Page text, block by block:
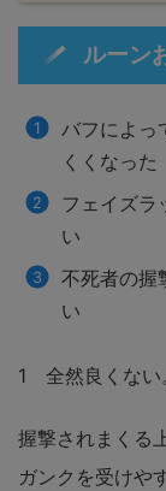
ルーン
バフによっ
くくなった
フェイズラ
い
不死者の握
い
1 全然良くない
握撃されまくる
ガンクを受けや